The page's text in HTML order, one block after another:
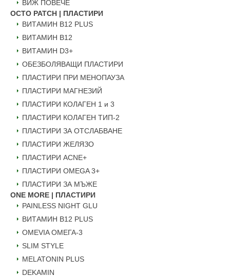
ВИЖ ПОВЕЧЕ
OCTO PATCH | ПЛАСТИРИ
ВИТАМИН B12 PLUS
ВИТАМИН B12
ВИТАМИН D3+
ОБЕЗБОЛЯВАЩИ ПЛАСТИРИ
ПЛАСТИРИ ПРИ МЕНОПАУЗА
ПЛАСТИРИ МАГНЕЗИЙ
ПЛАСТИРИ КОЛАГЕН 1 и 3
ПЛАСТИРИ КОЛАГЕН ТИП-2
ПЛАСТИРИ ЗА ОТСЛАБВАНЕ
ПЛАСТИРИ ЖЕЛЯЗО
ПЛАСТИРИ ACNE+
ПЛАСТИРИ OMEGA 3+
ПЛАСТИРИ ЗА МЪЖЕ
ONE MORE | ПЛАСТИРИ
PAINLESS NIGHT GLU
ВИТАМИН B12 PLUS
ОMEVIA ОМЕГА-3
SLIM STYLE
MELATONIN PLUS
DEKAMIN